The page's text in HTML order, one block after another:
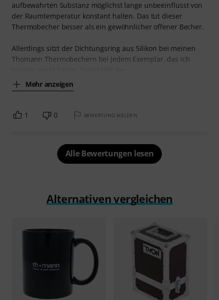
aufbewahrten Substanz möglichst lange unbeeinflusst von
der Raumtemperatur konstant halten. Das tut dieser
Thermobecher besser als ein gewöhnlicher offener Becher.
Allerdings sitzt der Dichtungsring aus Silikon bei meinen
Thomann Thermobechern bei jedem Exemplar, das ich
Mehr anzeigen
1 0 BEWERTUNG MELDEN
Alle Bewertungen lesen
Alternativen vergleichen